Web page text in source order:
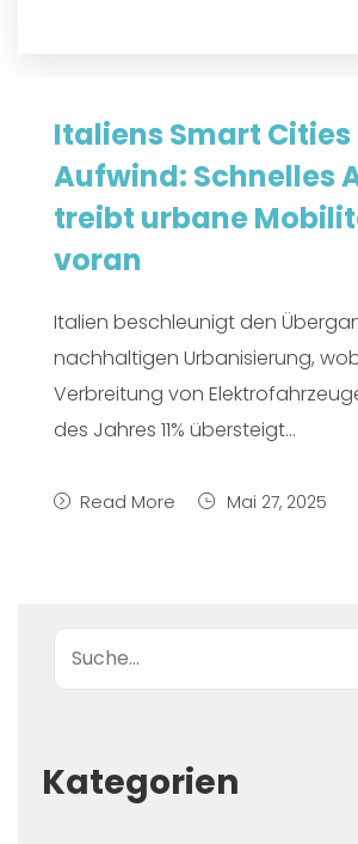
Italiens Smart Cities
Aufwind: Schnelles
treibt urbane
voran
Italien beschleunigt den
nachhaltigen Urbanisierung,
Verbreitung von
des Jahres 11% übersteigt...
Read More Mai 27, 2025
Suche
Kategorien